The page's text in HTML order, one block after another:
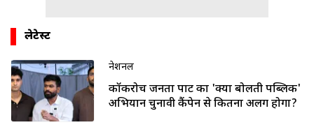
लेटेस्ट
नेशनल
कॉकरोच जनता पार्टी का 'क्या बोलती पब्लिक'
अभियान चुनावी कैंपेन से कितना अलग होगा?